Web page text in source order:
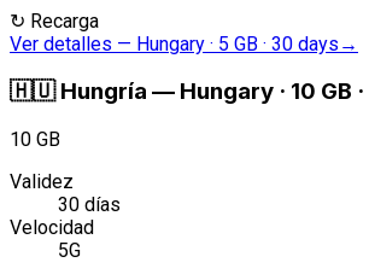
↻ Recarga
Ver detalles — Hungary · 5 GB · 30 days →
🇭🇺 Hungría — Hungary · 10 GB
10 GB
Validez
30 días
Velocidad
5G